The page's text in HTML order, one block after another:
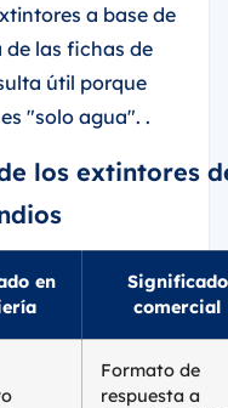
a base de
las fichas de
útil porque
"solo agua". .
los extintores
en
Significado
comercial
Formato de
respuesta a